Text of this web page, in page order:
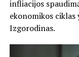
infliacijos
ekonomikos ciklas
Izgorodinas.